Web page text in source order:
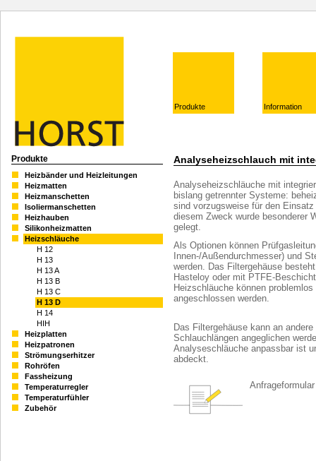
Produkte Information
Produkte
Heizbänder und Heizleitungen
Heizmatten
Heizmanschetten
Isoliermanschetten
Heizhauben
Silikonheizmatten
Heizschläuche
H 12
H 13
H 13 A
H 13 B
H 13 C
H 13 D
H 14
HIH
Heizplatten
Heizpatronen
Strömungserhitzer
Rohröfen
Fassheizung
Temperaturregler
Temperaturfühler
Zubehör
Analyseheizschlauch mit
Analyseheizschläuche mit
bislang getrennter Systeme:
sind vorzugsweise für den
diesem Zweck wurde besonderer
gelegt.
Als Optionen können
Innen-/Außendurchmesser) und
werden. Das Filtergehäuse
Hasteloy oder mit PTFE-
Heizschläuche können
angeschlossen werden.
Das Filtergehäuse kann an
Schlauchlängen angeglichen
Analyseschläuche anpassbar ist
abdeckt.